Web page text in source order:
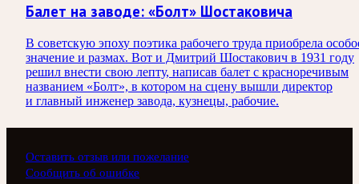
Балет на заводе: «Болт» Шостаковича
В советскую эпоху поэтика рабочего труда приобрела
значение и размах. Вот и Дмитрий Шостакович в 1931 году
решил внести свою лепту, написав балет с красноречивым
названием «Болт», в котором на сцену вышли директор
и главный инженер завода, кузнецы, рабочие.
Оставить отзыв или пожелание
Сообщить об ошибке